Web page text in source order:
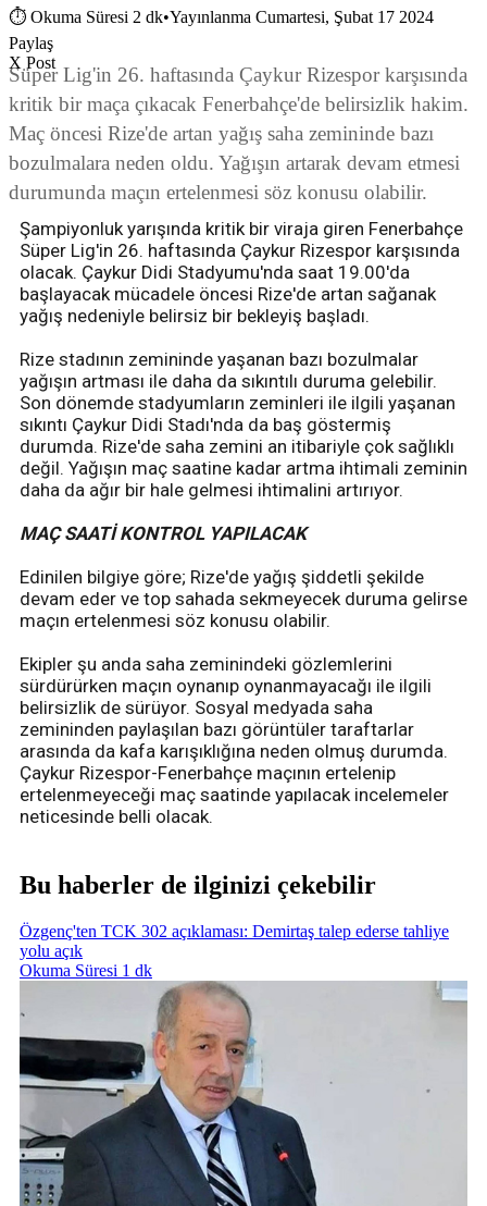
⏱ Okuma Süresi 2 dk•Yayınlanma Cumartesi, Şubat 17 2024
Paylaş
X Post
Süper Lig'in 26. haftasında Çaykur Rizespor karşısında
kritik bir maça çıkacak Fenerbahçe'de belirsizlik hakim.
Maç öncesi Rize'de artan yağış saha zemininde bazı
bozulmalara neden oldu. Yağışın artarak devam etmesi
durumunda maçın ertelenmesi söz konusu olabilir.
Şampiyonluk yarışında kritik bir viraja giren Fenerbahçe
Süper Lig'in 26. haftasında Çaykur Rizespor karşısında
olacak. Çaykur Didi Stadyumu'nda saat 19.00'da
başlayacak mücadele öncesi Rize'de artan sağanak
yağış nedeniyle belirsiz bir bekleyiş başladı.
Rize stadının zemininde yaşanan bazı bozulmalar
yağışın artması ile daha da sıkıntılı duruma gelebilir.
Son dönemde stadyumların zeminleri ile ilgili yaşanan
sıkıntı Çaykur Didi Stadı'nda da baş göstermiş
durumda. Rize'de saha zemini an itibariyle çok sağlıklı
değil. Yağışın maç saatine kadar artma ihtimali zeminin
daha da ağır bir hale gelmesi ihtimalini artırıyor.
MAÇ SAATİ KONTROL YAPILACAK
Edinilen bilgiye göre; Rize'de yağış şiddetli şekilde
devam eder ve top sahada sekmeyecek duruma gelirse
maçın ertelenmesi söz konusu olabilir.
Ekipler şu anda saha zeminindeki gözlemlerini
sürdürürken maçın oynanıp oynanmayacağı ile ilgili
belirsizlik de sürüyor. Sosyal medyada saha
zemininden paylaşılan bazı görüntüler taraftarlar
arasında da kafa karışıklığına neden olmuş durumda.
Çaykur Rizespor-Fenerbahçe maçının ertelenip
ertelenmeyeceği maç saatinde yapılacak incelemeler
neticesinde belli olacak.
Bu haberler de ilginizi çekebilir
Özgenç'ten TCK 302 açıklaması: Demirtaş talep ederse tahliye
yolu açık
Okuma Süresi 1 dk